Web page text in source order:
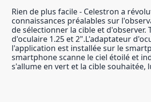
Rien de plus facile - Celestron a
connaissances préalables sur
de sélectionner la cible et
d'oculaire 1.25 et 2".L'adaptateur
l'application est installée sur le
smartphone scanne le ciel étoilé et
s'allume en vert et la cible